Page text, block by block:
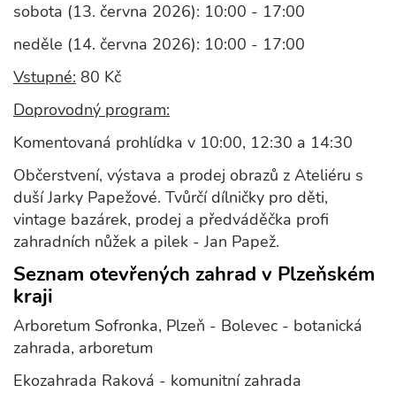
sobota (13. června 2026): 10:00 - 17:00
neděle (14. června 2026): 10:00 - 17:00
Vstupné: 80 Kč
Doprovodný program:
Komentovaná prohlídka v 10:00, 12:30 a 14:30
Občerstvení, výstava a prodej obrazů z Ateliéru s
duší Jarky Papežové. Tvůrčí dílničky pro děti,
vintage bazárek, prodej a předváděčka profi
zahradních nůžek a pilek - Jan Papež.
Seznam otevřených zahrad v Plzeňském
kraji
Arboretum Sofronka, Plzeň - Bolevec - botanická
zahrada, arboretum
Ekozahrada Raková - komunitní zahrada